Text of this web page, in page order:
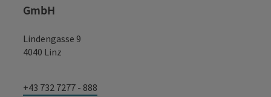
GmbH
Lindengasse 9
4040 Linz
+43 732 7277 - 888